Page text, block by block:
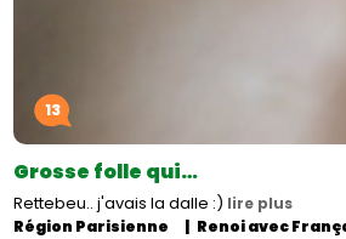
13
Grosse folle qui…
Rettebeu.. j'avais la dalle :) lire plus
Région Parisienne
Renoi avec